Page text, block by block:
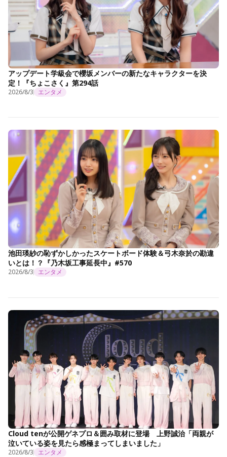
アップデート学級会で櫻坂メンバーの新たなキャラクターを決
定！『ちょこさく』第294話
2026/8/3 エンタメ
池田瑛紗の恥ずかしかったスケートボード体験＆弓木奈於の勘違
いとは！？『乃木坂工事延長中』#570
2026/8/3 エンタメ
Cloud tenが公開ゲネプロ＆囲み取材に登場 上野誠治「両親が
泣いている姿を見たら感極まってしまいました」
2026/8/3 エンタメ